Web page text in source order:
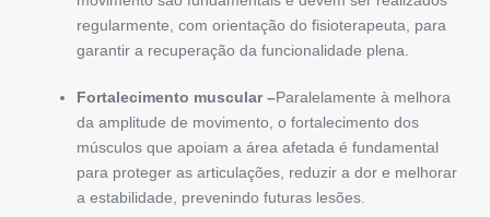
regularmente, com orientação do fisioterapeuta, para
garantir a recuperação da funcionalidade plena.
Fortalecimento muscular –Paralelamente à melhora
da amplitude de movimento, o fortalecimento dos
músculos que apoiam a área afetada é fundamental
para proteger as articulações, reduzir a dor e melhorar
a estabilidade, prevenindo futuras lesões.